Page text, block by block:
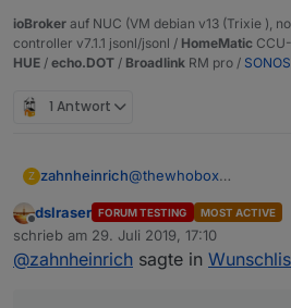
ioBroker auf NUC (VM debian v13 (Trixie ),
controller v7.1.1 jsonl/jsonl / HomeMatic
HUE / echo.DOT / Broadlink RM pro / SONOS
1 Antwort
Z zahnheinrich@thewhobox
Telegrammitteilungen
versenden könnte.
Könnte man das in das
Checkbox mit einbauen?
Offline
dslraser FORUM TESTING MOST ACTIVE
schrieb am 29. Juli 2019, 17:10
zuletzt editiert von
@zahnheinrich sagte in